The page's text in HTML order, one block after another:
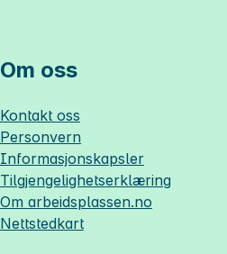
Om oss
Kontakt oss
Personvern
Informasjonskapsler
Tilgjengelighetserklæring
Om arbeidsplassen.no
Nettstedkart